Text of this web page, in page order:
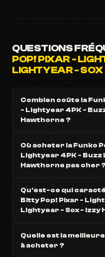
QUESTIONS
POP! PIXAR -
LIGHTYEAR -
Combien coûte la
- Lightyear 4PK -
Hawthorne ?
Où acheter la Funko
Lightyear 4PK - Buzz
Hawthorne pas cher
Qu'est-ce qui
Bitty Pop! Pixar -
Lightyear - Sox - Izzy
Quelle est la
à acheter ?